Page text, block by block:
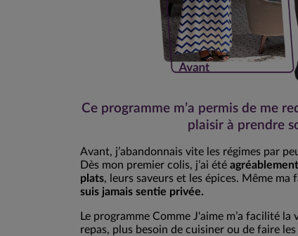
Ce programme m’a permis de me
plaisir à prendre
Avant, j’abandonnais vite les régimes par
Dès mon premier colis, j’ai été
plats, leurs saveurs et les épices. Même ma
suis jamais sentie privée.
Le programme Comme J'aime m’a facilité
repas, plus besoin de cuisiner ou de faire les